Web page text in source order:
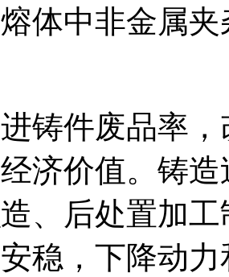
体中非金属
件废品率，
济价值。铸
、后处置加
稳，下降动